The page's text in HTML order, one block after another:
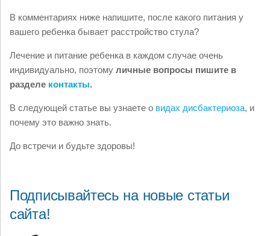
В комментариях ниже напишите, после какого питания у
вашего ребенка бывает расстройство стула?
Лечение и питание ребенка в каждом случае очень
индивидуально, поэтому личные вопросы пишите в
разделе контакты.
В следующей статье вы узнаете о видах дисбактериоза, и
почему это важно знать.
До встречи и будьте здоровы!
Подписывайтесь на новые статьи
сайта!